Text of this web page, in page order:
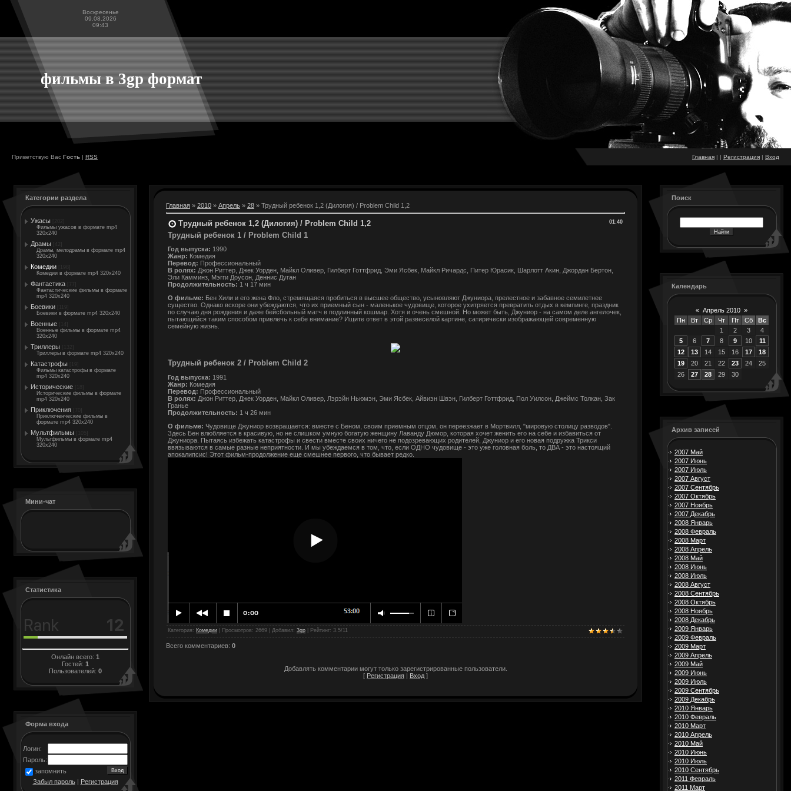
Воскресенье
09.08.2026
09:43
фильмы в 3gp формат
Приветствую Вас Гость | RSS Главная | | Регистрация | Вход
Категории раздела
Ужасы
Фильмы ужасов в формате mp4
320x240
Драмы
Драмы, мелодрамы в формате mp4
320x240
Комедии
Комедии в формате mp4 320x240
Фантастика
Фантастические фильмы в формате
mp4 320x240
Боевики
Боевики в формате mp4 320x240
Военные
Военные фильмы в формате mp4
320x240
Триллеры
Триллеры в формате mp4 320x240
Катастрофы
Фильмы катастрофы в формате
mp4 320x240
Исторические
Исторические фильмы в формате
mp4 320x240
Приключения
Приключенческие фильмы в
формате mp4 320x240
Мультфильмы
Мультфильмы в формате mp4
320x240
Мини-чат
Статистика
Онлайн всего: 1
Гостей: 1
Пользователей: 0
Форма входа
Логин:
Пароль:
запомнить
Забыл пароль| Регистрация
Главная » 2010 » Апрель » 28 » Трудный ребенок 1,2 (Дилогия) / Problem Child 1,2
01:40
Трудный ребенок 1,2 (Дилогия) / Problem Child 1,2
Трудный ребенок 1 / Problem Child 1
Год выпуска: 1990
Жанр: Комедия
Перевод: Профессиональный
В ролях: Джон Риттер, Джек Уорден, Майкл Оливер, Гилберт Готтфрид, Эми Ясбек, Майкл Ричардс, Питер Юрасик, Шарлотт Акин, Джордан Бертон,
Эли Камминз, Мэгги Доусон, Деннис Дуган
Продолжительность: 1 ч 17 мин
О фильме: Бен Хили и его жена Фло, стремящаяся пробиться в высшее общество, усыновляют Джуниора, прелестное и забавное семилетнее
существо. Однако вскоре они убеждаются, что их приемный сын - маленькое чудовище, которое ухитряется превратить отдых в кемпинге, праздник
по случаю дня рождения и даже бейсбольный матч в подлинный кошмар. Хотя и очень смешной. Но может быть, Джуниор - на самом деле ангелочек,
пытающийся таким способом привлечь к себе внимание? Ищите ответ в этой развеселой картине, сатирически изображающей современную
семейную жизнь.
Трудный ребенок 2 / Problem Child 2
Год выпуска: 1991
Жанр: Комедия
Перевод: Профессиональный
В ролях: Джон Риттер, Джек Уорден, Майкл Оливер, Лэрэйн Ньюмэн, Эми Ясбек, Айвиэн Швэн, Гилберт Готтфрид, Пол Уилсон, Джеймс Толкан, Зак
Гранье
Продолжительность: 1 ч 26 мин
О фильме: Чудовище Джуниор возвращается: вместе с Беном, своим приемным отцом, он переезжает в Мортвилл, "мировую столицу разводов".
Здесь Бен влюбляется в красивую, но не слишком умную богатую женщину Лаванду Дюмор, которая хочет женить его на себе и избавиться от
Джуниора. Пытаясь избежать катастрофы и свести вместе своих ничего не подозревающих родителей, Джуниор и его новая подружка Трикси
ввязываются в самые разные неприятности. И мы убеждаемся в том, что, если ОДНО чудовище - это уже головная боль, то ДВА - это настоящий
апокалипсис! Этот фильм-продолжение еще смешнее первого, что бывает редко.
Категория : Комедии Просмотров: 2669 | Добавил: 3gp Рейтинг: 3.5/11
Всего комментариев: 0
Добавлять комментарии могут только зарегистрированные пользователи.
[ Регистрация | Вход ]
Поиск
Календарь
« Апрель 2010 »
Пн
Вт Ср Чт Пт Сб
Вс
1
2 3
4
5
6 7 8 9 10
11
12
13 14 15 16 17
18
19
20 21 22 23 24
25
26
27 28 29 30
Архив записей
2007 Май
2007 Июнь
2007 Июль
2007 Август
2007 Сентябрь
2007 Октябрь
2007 Ноябрь
2007 Декабрь
2008 Январь
2008 Февраль
2008 Март
2008 Апрель
2008 Май
2008 Июнь
2008 Июль
2008 Август
2008 Сентябрь
2008 Октябрь
2008 Ноябрь
2008 Декабрь
2009 Январь
2009 Февраль
2009 Март
2009 Апрель
2009 Май
2009 Июнь
2009 Июль
2009 Сентябрь
2009 Декабрь
2010 Январь
2010 Февраль
2010 Март
2010 Апрель
2010 Май
2010 Июнь
2010 Июль
2010 Сентябрь
2011 Февраль
2011 Март